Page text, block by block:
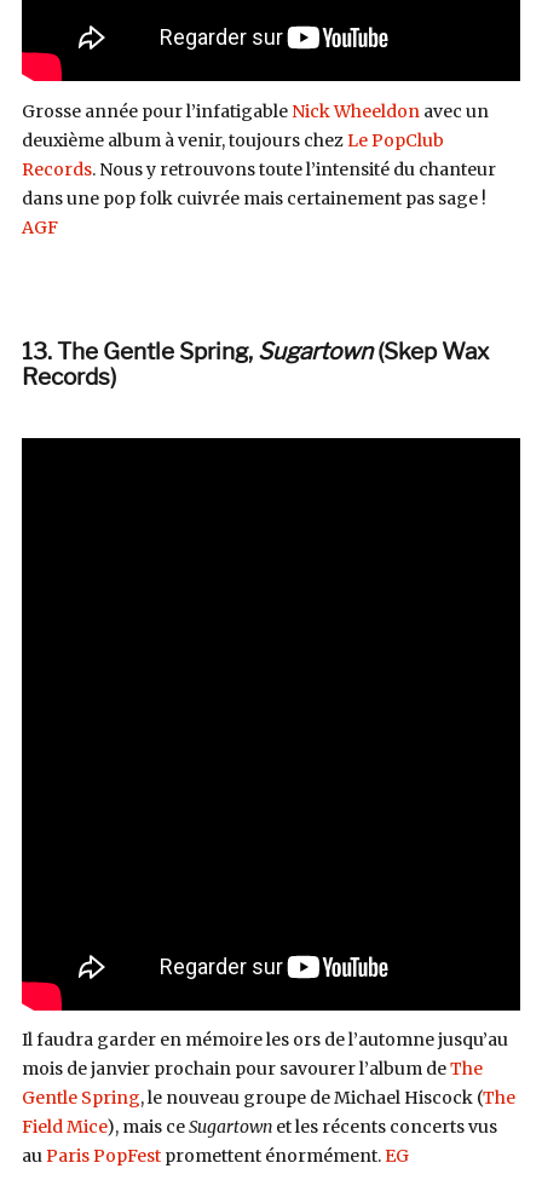
Grosse année pour l’infatigable Nick Wheeldonavec un
deuxième album à venir, toujours chezLe PopClub
Records. Nous y retrouvons toute l’intensité du chanteur
dans une pop folk cuivrée mais certainement pas sage !
AGF
13. The Gentle Spring, Sugartown(Skep Wax
Records)
Il faudra garder en mémoire les ors de l’automne jusqu’au
mois de janvier prochain pour savourer l’album deThe
Gentle Spring, le nouveau groupe de Michael Hiscock (The
Field Mice), mais ceSugartownet les récents concerts vus
auParis PopFestpromettent énormément.EG